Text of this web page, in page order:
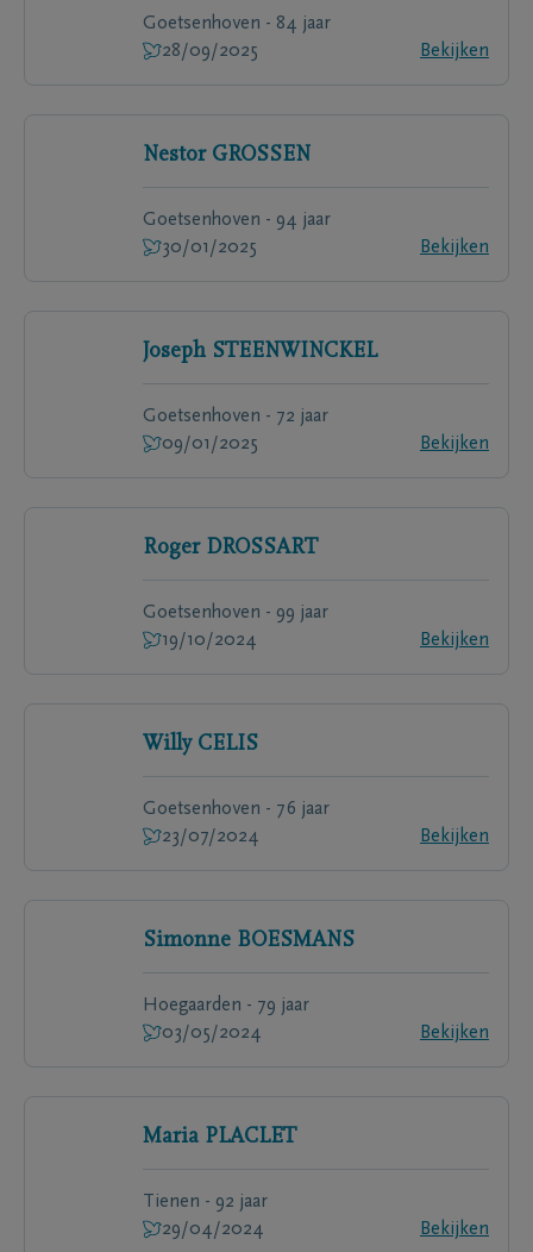
Goetsenhoven - 84 jaar
28/09/2025
Bekijken
Nestor GROSSEN
Goetsenhoven - 94 jaar
30/01/2025
Bekijken
Joseph STEENWINCKEL
Goetsenhoven - 72 jaar
09/01/2025
Bekijken
Roger DROSSART
Goetsenhoven - 99 jaar
19/10/2024
Bekijken
Willy CELIS
Goetsenhoven - 76 jaar
23/07/2024
Bekijken
Simonne BOESMANS
Hoegaarden - 79 jaar
03/05/2024
Bekijken
Maria PLACLET
Tienen - 92 jaar
29/04/2024
Bekijken